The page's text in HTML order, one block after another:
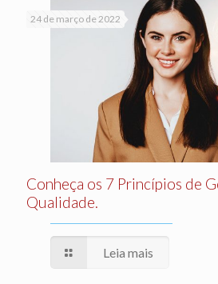
24 de março de 2022
Conheça os 7 Princípios de
Qualidade.
Leia mais